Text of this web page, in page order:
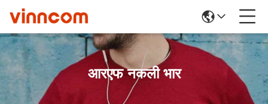
आरएफ नकली भार